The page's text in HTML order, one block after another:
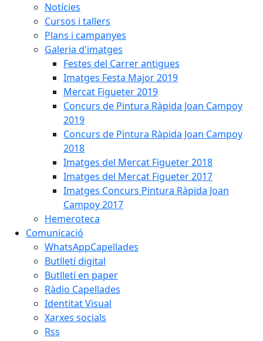
Notícies
Cursos i tallers
Plans i campanyes
Galeria d'imatges
Festes del Carrer antigues
Imatges Festa Major 2019
Mercat Figueter 2019
Concurs de Pintura Ràpida Joan Campoy
2019
Concurs de Pintura Ràpida Joan Campoy
2018
Imatges del Mercat Figueter 2018
Imatges del Mercat Figueter 2017
Imatges Concurs Pintura Ràpida Joan
Campoy 2017
Hemeroteca
Comunicació
WhatsAppCapellades
Butlletí digital
Butlletí en paper
Ràdio Capellades
Identitat Visual
Xarxes socials
Rss